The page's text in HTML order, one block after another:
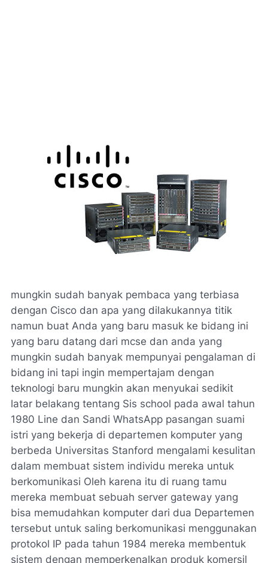
mungkin sudah banyak pembaca yang terbiasa
dengan Cisco dan apa yang dilakukannya titik
namun buat Anda yang baru masuk ke bidang ini
yang baru datang dari mcse dan anda yang
mungkin sudah banyak mempunyai pengalaman di
bidang ini tapi ingin mempertajam dengan
teknologi baru mungkin akan menyukai sedikit
latar belakang tentang Sis school pada awal tahun
1980 Line dan Sandi WhatsApp pasangan suami
istri yang bekerja di departemen komputer yang
berbeda Universitas Stanford mengalami kesulitan
dalam membuat sistem individu mereka untuk
berkomunikasi Oleh karena itu di ruang tamu
mereka membuat sebuah server gateway yang
bisa memudahkan komputer dari dua Departemen
tersebut untuk saling berkomunikasi menggunakan
protokol IP pada tahun 1984 mereka membentuk
sistem dengan memperkenalkan produk komersil